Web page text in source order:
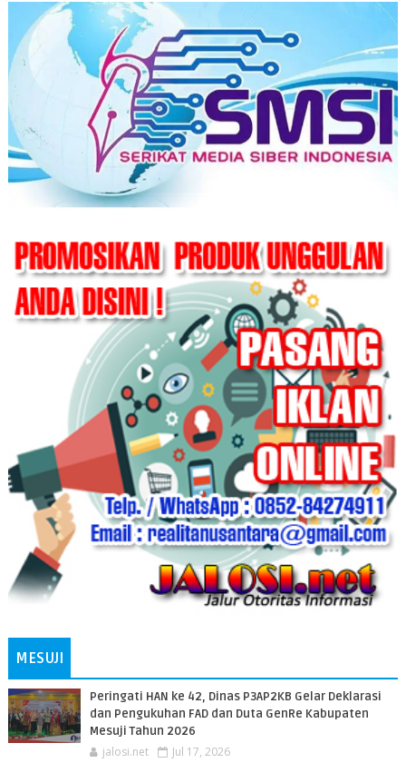
MESUJI
Peringati HAN ke 42, Dinas P3AP2KB Gelar Deklarasi
dan Pengukuhan FAD dan Duta GenRe Kabupaten
Mesuji Tahun 2026
jalosi.net Jul 17, 2026